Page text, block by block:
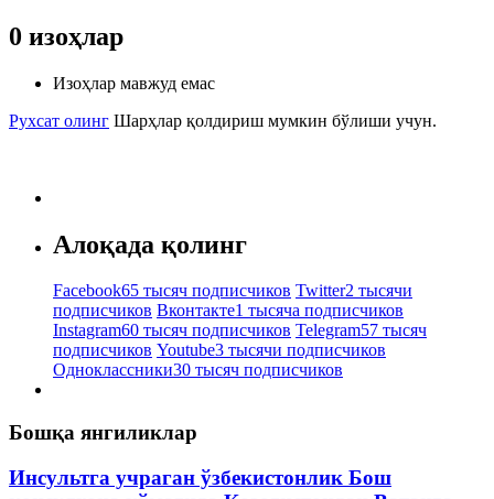
0 изоҳлар
Изоҳлар мавжуд емас
Рухсат олинг Шарҳлар қолдириш мумкин бўлиши учун.
Алоқада қолинг
Facebook65 тысяч подписчиков Twitter2 тысячи
подписчиков Вконтакте1 тысяча подписчиков
Instagram60 тысяч подписчиков Telegram57 тысяч
подписчиков Youtube3 тысячи подписчиков
Одноклассники30 тысяч подписчиков
Бошқа янгиликлар
Инсультга учраган ўзбекистонлик Бош